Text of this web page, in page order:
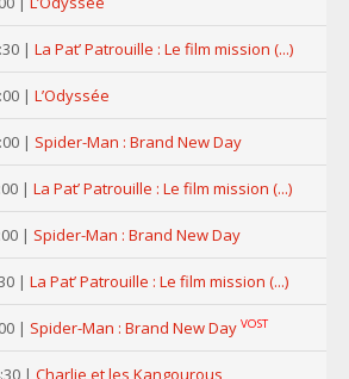
| La Pat’ Patrouille : Le film mission (...)
| L’Odyssée
| Spider-Man : Brand New Day
| La Pat’ Patrouille : Le film mission (...)
| Spider-Man : Brand New Day
| La Pat’ Patrouille : Le film mission (...)
| Spider-Man : Brand New Day VOST
| Charlie et les Kangourous